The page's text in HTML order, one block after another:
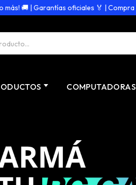
oficiales 🏅 | Compra segura 🔒
COMPUTADORAS